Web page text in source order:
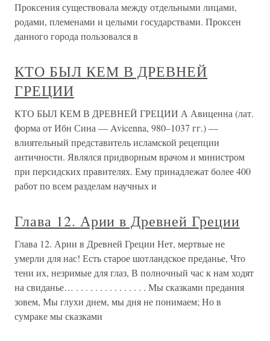
Проксения существовала между отдельными лицами,
родами, племенами и целыми государствами. Проксен
данного города пользовался в
КТО БЫЛ КЕМ В ДРЕВНЕЙ
ГРЕЦИИ
КТО БЫЛ КЕМ В ДРЕВНЕЙ ГРЕЦИИ А Авиценна (лат.
форма от Ибн Сина — Avicenna, 980–1037 гг.) —
влиятельный представитель исламской рецепции
античности. Являлся придворным врачом и министром
при персидских правителях. Ему принадлежат более 400
работ по всем разделам научных и
Глава 12. Арии в Древней Греции
Глава 12. Арии в Древней Греции Нет, мертвые не
умерли для нас! Есть старое шотландское преданье, Что
тени их, незримые для глаз, В полночный час к нам ходят
на свиданье… . . . . . . . . . . . . . . . Мы сказками предания
зовем, Мы глухи днем, мы дня не понимаем; Но в
сумраке мы сказками